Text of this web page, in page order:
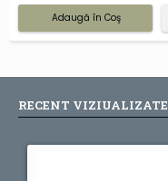
Adaugă în Coş
RECENT VIZIUALIZATE